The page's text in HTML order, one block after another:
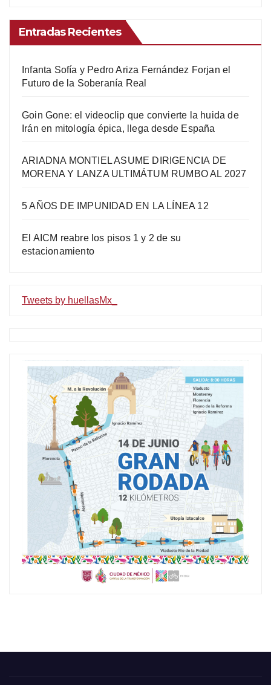
Entradas Recientes
Infanta Sofía y Pedro Ariza Fernández Forjan el
Futuro de la Soberanía Real
Goin Gone: el videoclip que convierte la huida de
Irán en mitología épica, llega desde España
ARIADNA MONTIEL ASUME DIRIGENCIA DE
MORENA Y LANZA ULTIMÁTUM RUMBO AL 2027
5 AÑOS DE IMPUNIDAD EN LA LÍNEA 12
El AICM reabre los pisos 1 y 2 de su
estacionamiento
Tweets by huellasMx_